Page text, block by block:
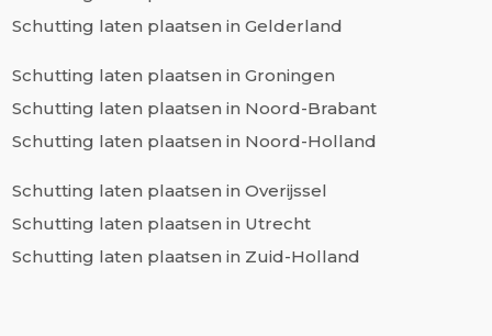
Schutting laten plaatsen in Gelderland
Schutting laten plaatsen in Groningen
Schutting laten plaatsen in Noord-Brabant
Schutting laten plaatsen in Noord-Holland
Schutting laten plaatsen in Overijssel
Schutting laten plaatsen in Utrecht
Schutting laten plaatsen in Zuid-Holland